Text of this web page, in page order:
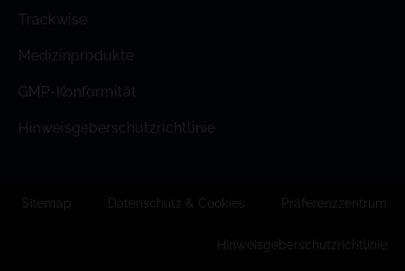
Trackwise
Medizinprodukte
GMP-Konformität
Hinweisgeberschutzrichtlinie
Sitemap Datenschutz & Cookies Präferenzzentrum
Hinweisgeberschutzrichtlinie